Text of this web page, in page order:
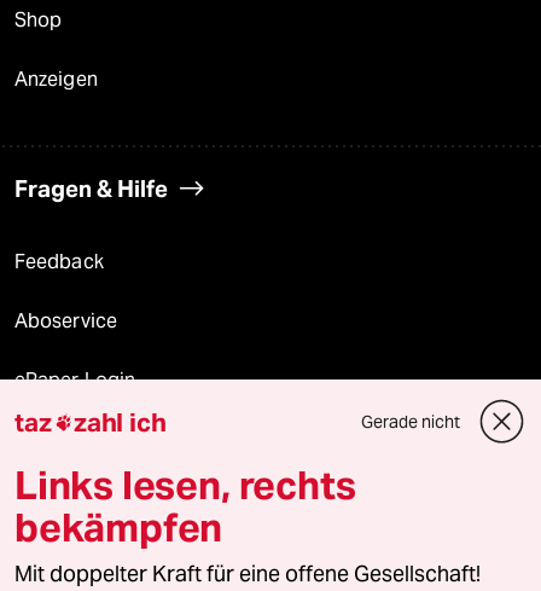
Shop
Anzeigen
Fragen & Hilfe
Feedback
Aboservice
ePaper Login
Downloads für Abonnierende
© 2026 taz Verlags und Vertriebs GmbH
Alle Rechte vorbehalten. Bei rechtlichen Fragen oder für Genehmigungen
taz zahl ich Gerade nicht
Links lesen, rechts
bekämpfen
Mit doppelter Kraft für eine offene Gesellschaft!